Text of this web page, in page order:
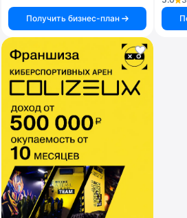
Получить бизнес-план